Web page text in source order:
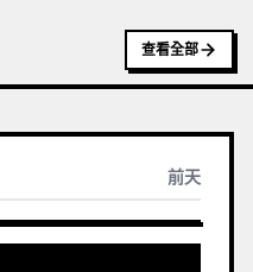
查看全部
前天